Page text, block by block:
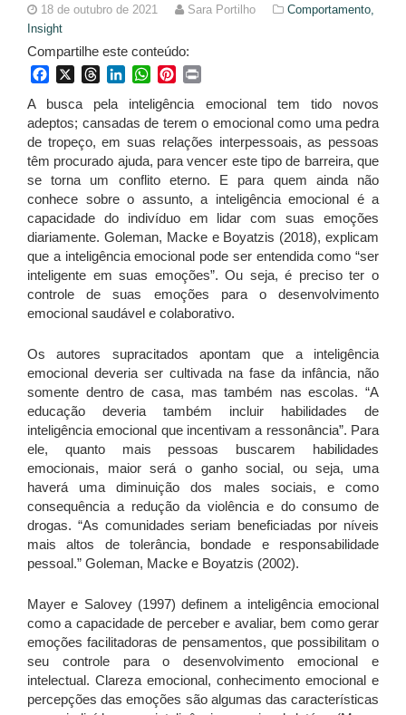
18 de outubro de 2021 Sara Portilho
Comportamento,
Insight
Compartilhe este conteúdo:
FacebookThreadsLinkedInWhatsApp
Pinterest
A busca pela inteligência emocional tem tido novos
adeptos; cansadas de terem o emocional como uma pedra
de tropeço, em suas relações interpessoais, as pessoas
têm procurado ajuda, para vencer este tipo de barreira, que
se torna um conflito eterno. E para quem ainda não
conhece sobre o assunto, a inteligência emocional é a
capacidade do indivíduo em lidar com suas emoções
diariamente. Goleman, Macke e Boyatzis (2018), explicam
que a inteligência emocional pode ser entendida como “ser
inteligente em suas emoções”. Ou seja, é preciso ter o
controle de suas emoções para o desenvolvimento
emocional saudável e colaborativo.
Os autores supracitados apontam que a inteligência
emocional deveria ser cultivada na fase da infância, não
somente dentro de casa, mas também nas escolas. “A
educação deveria também incluir habilidades de
inteligência emocional que incentivam a ressonância”. Para
ele, quanto mais pessoas buscarem habilidades
emocionais, maior será o ganho social, ou seja, uma
haverá uma diminuição dos males sociais, e como
consequência a redução da violência e do consumo de
drogas. “As comunidades seriam beneficiadas por níveis
mais altos de tolerância, bondade e responsabilidade
pessoal.” Goleman, Macke e Boyatzis (2002).
Mayer e Salovey (1997) definem a inteligência emocional
como a capacidade de perceber e avaliar, bem como gerar
emoções facilitadoras de pensamentos, que possibilitam o
seu controle para o desenvolvimento emocional e
intelectual. Clareza emocional, conhecimento emocional e
percepções das emoções são algumas das características